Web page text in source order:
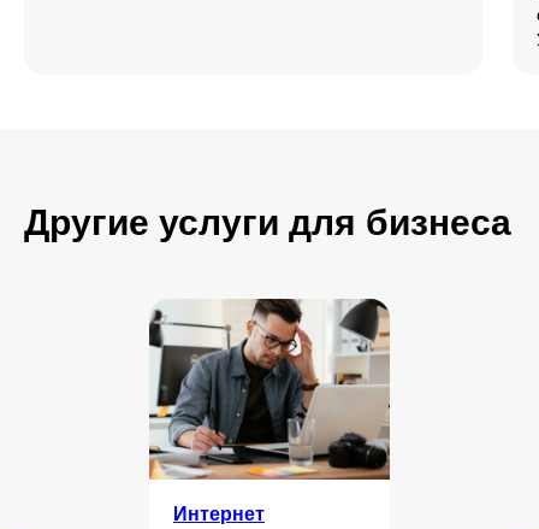
Другие услуги для бизнеса
Интернет